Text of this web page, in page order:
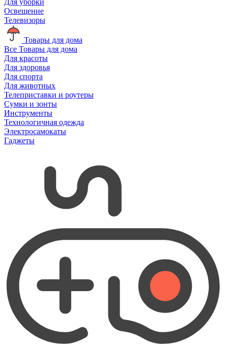
Освещение
Телевизоры
Товары для дома
Все Товары для дома
Для красоты
Для здоровья
Для спорта
Для животных
Телеприставки и роутеры
Сумки и зонты
Инструменты
Технологичная одежда
Электросамокаты
Гаджеты